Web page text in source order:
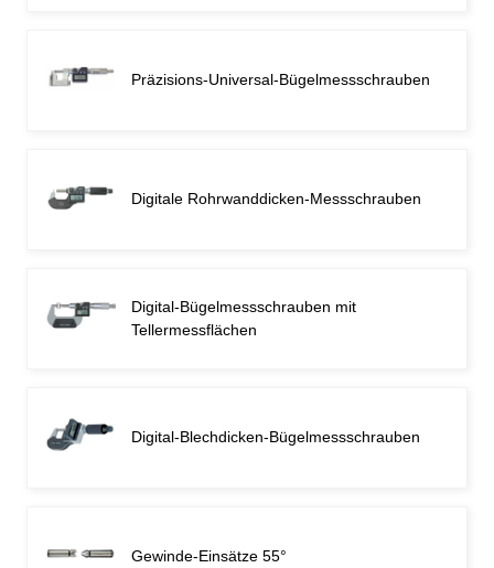
Präzisions-Universal-Bügelmessschrauben
Digitale Rohrwanddicken-Messschrauben
Digital-Bügelmessschrauben mit
Tellermessflächen
Digital-Blechdicken-Bügelmessschrauben
Gewinde-Einsätze 55°